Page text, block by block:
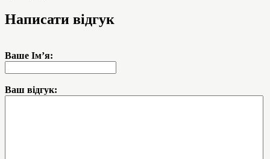
Написати відгук
Ваше Ім’я:
Ваш відгук: